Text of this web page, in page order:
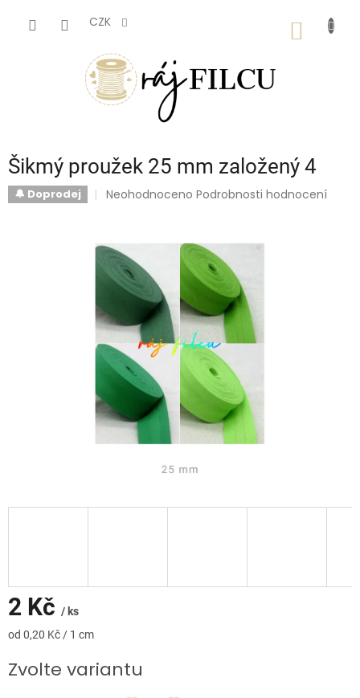
CZK
Šikmý proužek 25 mm založený 4
🔔 Doprodej
Průměrné
0,0
z
hvězdiček.
Neohodnoceno Podrobnosti hodnocení
2 Kč / ks
Měrná
od 0,20 Kč / 1 cm
Zvolte variantu